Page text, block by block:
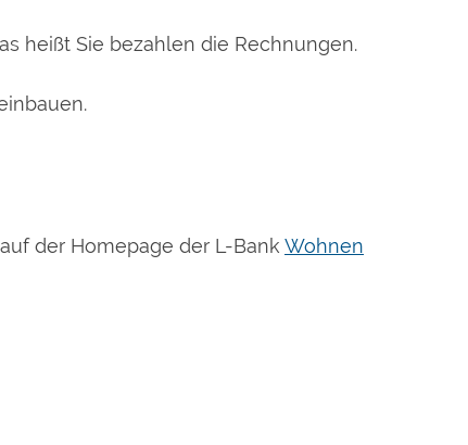
heißt Sie bezahlen die Rechnungen.
der Homepage der L-Bank Wohnen